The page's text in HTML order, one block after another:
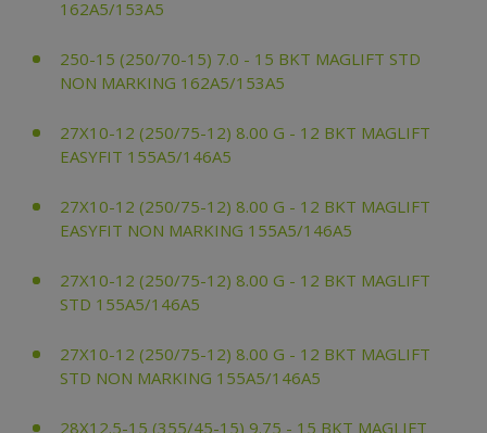
162A5/153A5
250-15 (250/70-15) 7.0 - 15 BKT MAGLIFT STD
NON MARKING 162A5/153A5
27X10-12 (250/75-12) 8.00 G - 12 BKT MAGLIFT
EASYFIT 155A5/146A5
27X10-12 (250/75-12) 8.00 G - 12 BKT MAGLIFT
EASYFIT NON MARKING 155A5/146A5
27X10-12 (250/75-12) 8.00 G - 12 BKT MAGLIFT
STD 155A5/146A5
27X10-12 (250/75-12) 8.00 G - 12 BKT MAGLIFT
STD NON MARKING 155A5/146A5
28X12.5-15 (355/45-15) 9.75 - 15 BKT MAGLIFT